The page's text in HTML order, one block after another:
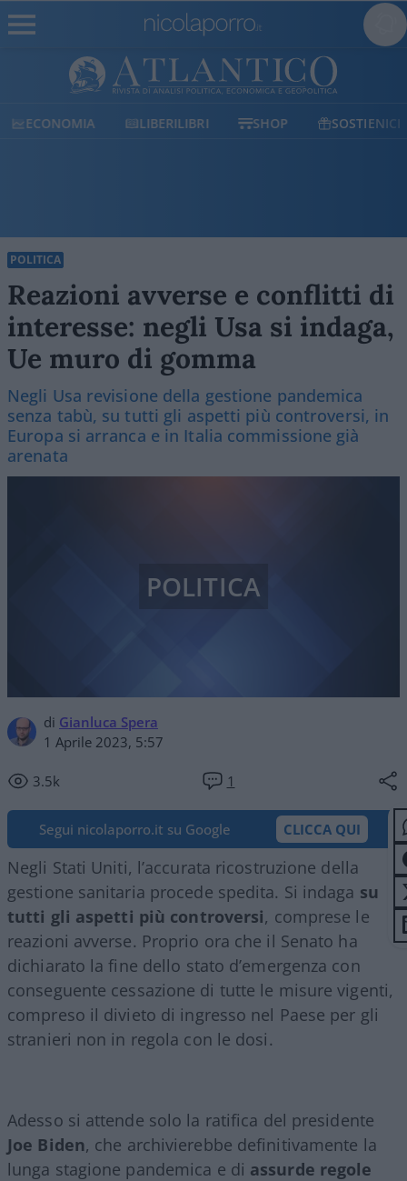
ECONOMIA LIBERILIBRI SHOP SOSTIENICI
POLITICA
Reazioni avverse e conflitti di
interesse: negli Usa si indaga,
Ue muro di gomma
Negli Usa revisione della gestione pandemica
senza tabù, su tutti gli aspetti più controversi, in
Europa si arranca e in Italia commissione già
arenata
di Gianluca Spera
1 Aprile 2023, 5:57
3.5k 1
POLITICA
Segui nicolaporro.it su Google CLICCA QUI
Negli Stati Uniti, l’accurata ricostruzione della
gestione sanitaria procede spedita. Si indaga su
tutti gli aspetti più controversi, comprese le
reazioni avverse. Proprio ora che il Senato ha
dichiarato la fine dello stato d’emergenza con
conseguente cessazione di tutte le misure vigenti,
compreso il divieto di ingresso nel Paese per gli
stranieri non in regola con le dosi.
Adesso si attende solo la ratifica del presidente
Joe Biden, che archivierebbe definitivamente la
lunga stagione pandemica e di assurde regole